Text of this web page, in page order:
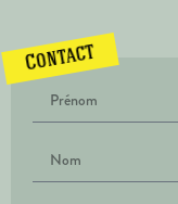
Contact